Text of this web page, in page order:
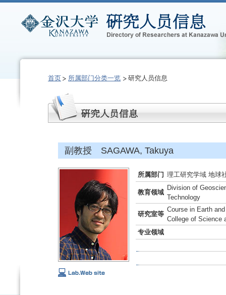
首页 所属部门分类一览 研究人员信息
副教授 SAGAWA, Takuya
所属部门 理工研究学域 地球
教育领域
Division of
Technology
研究室等
Course in Earth
College of Science
专业领域